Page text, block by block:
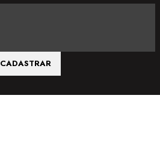
CADASTRAR